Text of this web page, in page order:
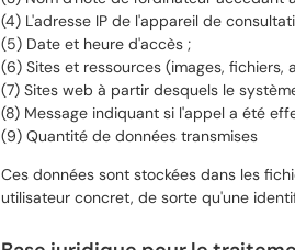
(4) L'adresse IP de l'appareil de
(5) Date et heure d'accès ;
(6) Sites et ressources (images,
(7) Sites web à partir desquels le
(8) Message indiquant si l'appel a été
(9) Quantité de données transmises
Ces données sont stockées dans les
utilisateur concret, de sorte qu'une